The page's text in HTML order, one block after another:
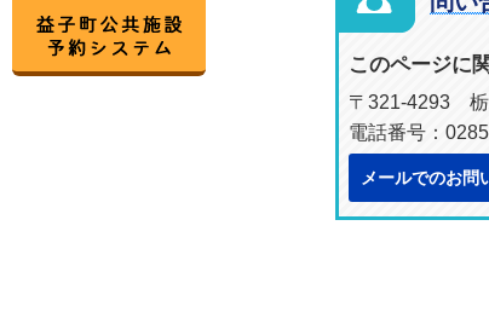
このページに
〒321-4293 栃
電話番号：
メールでのお問